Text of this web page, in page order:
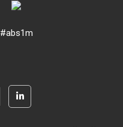
#abs1m